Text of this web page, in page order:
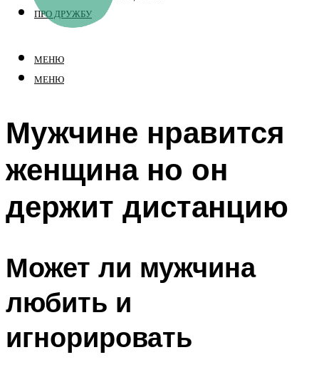
ПРО ДРУЖБУ
МЕНЮ
МЕНЮ
Мужчине нравится
женщина но он
держит дистанцию
Может ли мужчина
любить и
игнорировать